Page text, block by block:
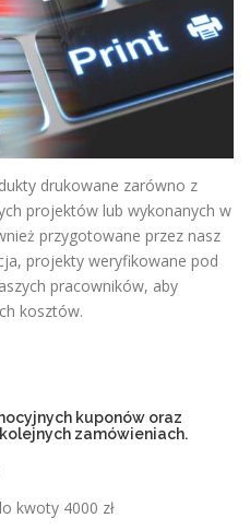
drukowane zarówno z
projektów lub wykonanych w
przygotowane przez nasz
projekty weryfikowane pod
pracowników, aby
kosztów.
kuponów oraz
zamówieniach.
kwoty 4000 zł